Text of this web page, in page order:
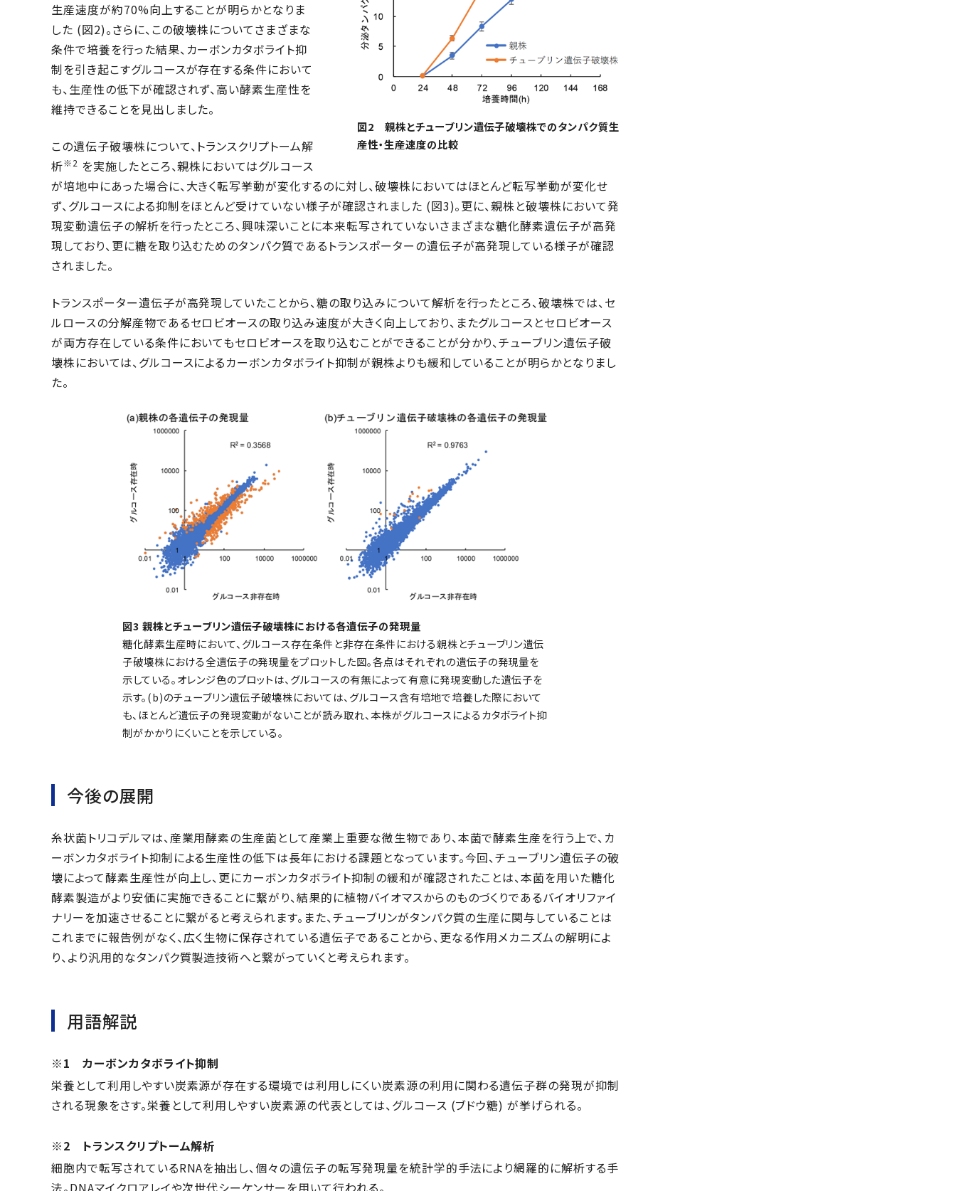
図2 親株とチューブリン遺伝子破壊株でのタンパク質生
産性・生産速度の比較
生産速度が約70%向上することが明らかとなりま
した (図2)。さらに、この破壊株についてさまざまな
条件で培養を行った結果、カーボンカタボライト抑
制を引き起こすグルコースが存在する条件において
も、生産性の低下が確認されず、高い酵素生産性を
維持できることを見出しました。
この遺伝子破壊株について、トランスクリプトーム解
析※2 を実施したところ、親株においてはグルコース
が培地中にあった場合に、大きく転写挙動が変化するのに対し、破壊株においてはほとんど転写挙動が変化せ
ず、グルコースによる抑制をほとんど受けていない様子が確認されました (図3)。更に、親株と破壊株において発
現変動遺伝子の解析を行ったところ、興味深いことに本来転写されていないさまざまな糖化酵素遺伝子が高発
現しており、更に糖を取り込むためのタンパク質であるトランスポーターの遺伝子が高発現している様子が確認
されました。
トランスポーター遺伝子が高発現していたことから、糖の取り込みについて解析を行ったところ、破壊株では、セ
ルロースの分解産物であるセロビオースの取り込み速度が大きく向上しており、またグルコースとセロビオース
が両方存在している条件においてもセロビオースを取り込むことができることが分かり、チューブリン遺伝子破
壊株においては、グルコースによるカーボンカタボライト抑制が親株よりも緩和していることが明らかとなりまし
た。
図3 親株とチューブリン遺伝子破壊株における各遺伝子の発現量
糖化酵素生産時において、グルコース存在条件と非存在条件における親株とチューブリン遺伝
子破壊株における全遺伝子の発現量をプロットした図。各点はそれぞれの遺伝子の発現量を
示している。オレンジ色のプロットは、グルコースの有無によって有意に発現変動した遺伝子を
示す。(b)のチューブリン遺伝子破壊株においては、グルコース含有培地で培養した際において
も、ほとんど遺伝子の発現変動がないことが読み取れ、本株がグルコースによるカタボライト抑
制がかかりにくいことを示している。
今後の展開
糸状菌トリコデルマは、産業用酵素の生産菌として産業上重要な微生物であり、本菌で酵素生産を行う上で、カ
ーボンカタボライト抑制による生産性の低下は長年における課題となっています。今回、チューブリン遺伝子の破
壊によって酵素生産性が向上し、更にカーボンカタボライト抑制の緩和が確認されたことは、本菌を用いた糖化
酵素製造がより安価に実施できることに繋がり、結果的に植物バイオマスからのものづくりであるバイオリファイ
ナリーを加速させることに繋がると考えられます。また、チューブリンがタンパク質の生産に関与していることは
これまでに報告例がなく、広く生物に保存されている遺伝子であることから、更なる作用メカニズムの解明によ
り、より汎用的なタンパク質製造技術へと繋がっていくと考えられます。
用語解説
※1 カーボンカタボライト抑制
栄養として利用しやすい炭素源が存在する環境では利用しにくい炭素源の利用に関わる遺伝子群の発現が抑制
される現象をさす。栄養として利用しやすい炭素源の代表としては、グルコース (ブドウ糖) が挙げられる。
※2 トランスクリプトーム解析
細胞内で転写されているRNAを抽出し、個々の遺伝子の転写発現量を統計学的手法により網羅的に解析する手
法。DNAマイクロアレイや次世代シーケンサーを用いて行われる。